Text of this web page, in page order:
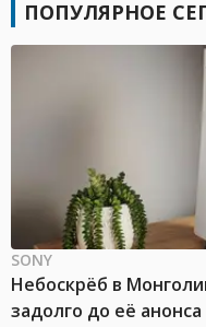
ПОПУЛЯРНОЕ
SONY
Небоскрёб в
задолго до её анонса